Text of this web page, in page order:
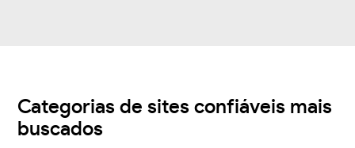
Categorias de sites confiáveis mais
buscados